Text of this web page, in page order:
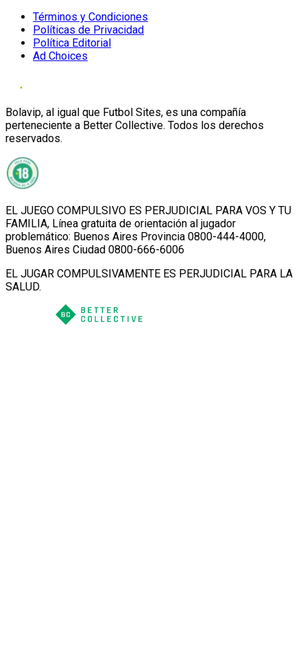
Términos y Condiciones
Políticas de Privacidad
Política Editorial
Ad Choices
Bolavip, al igual que Futbol Sites, es una compañía
perteneciente a Better Collective. Todos los derechos
reservados.
EL JUEGO COMPULSIVO ES PERJUDICIAL PARA VOS Y TU
FAMILIA, Línea gratuita de orientación al jugador
problemático: Buenos Aires Provincia 0800-444-4000,
Buenos Aires Ciudad 0800-666-6006
EL JUGAR COMPULSIVAMENTE ES PERJUDICIAL PARA LA
SALUD.